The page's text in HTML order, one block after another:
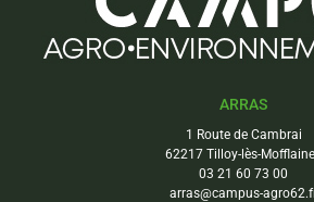
ARRAS
1 Route de Cambrai
62217 Tilloy-lès-
03 21 60 73 00
arras@campus-